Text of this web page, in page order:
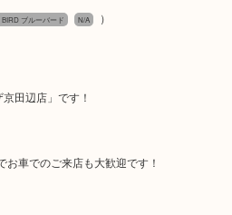
BIRD ブルーバード N/A
）
田辺店」です！
車でのご来店も大歓迎です！